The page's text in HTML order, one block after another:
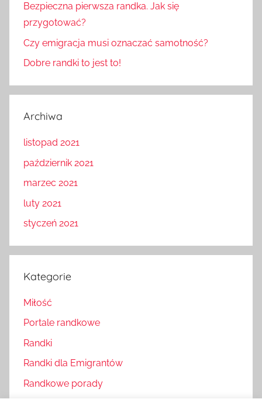
Bezpieczna pierwsza randka. Jak się
przygotować?
Czy emigracja musi oznaczać samotność?
Dobre randki to jest to!
Archiwa
listopad 2021
październik 2021
marzec 2021
luty 2021
styczeń 2021
Kategorie
Miłość
Portale randkowe
Randki
Randki dla Emigrantów
Randkowe porady